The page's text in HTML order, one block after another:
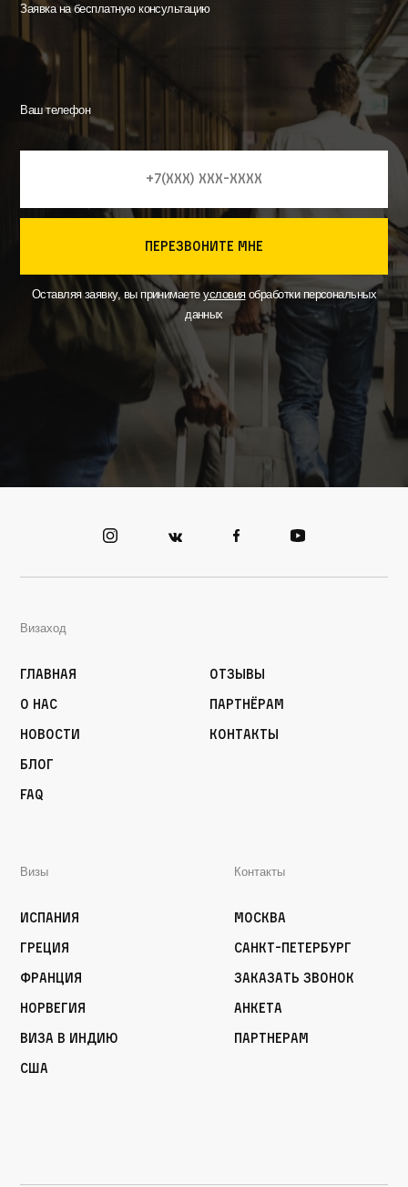
Заявка на бесплатную консультацию
Ваш телефон
перезвоните мне
Оставляя заявку, вы принимаетеусловияобработки персональных
данных
Визаход
Главная
О нас
Новости
Блог
FAQ
Отзывы
Партнёрам
Контакты
Визы
Испания
Греция
Франция
Норвегия
Виза в Индию
США
Контакты
Москва
Санкт-Петербург
Заказать звонок
Анкета
Партнерам